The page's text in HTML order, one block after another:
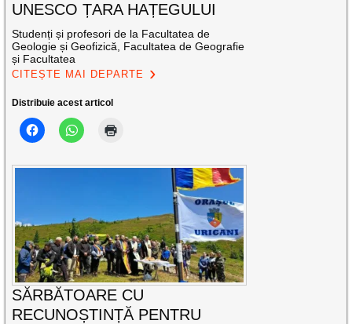
UNESCO ȚARA HAȚEGULUI
Studenți și profesori de la Facultatea de
Geologie și Geofizică, Facultatea de Geografie
și Facultatea
CITEȘTE MAI DEPARTE
Distribuie acest articol
SĂRBĂTOARE CU
RECUNOȘTINȚĂ PENTRU